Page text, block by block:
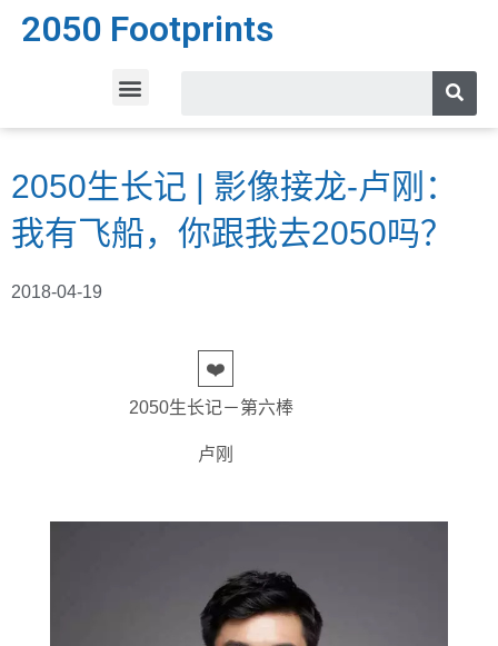
2050 Footprints
2050生长记 | 影像接龙-卢刚：
我有飞船，你跟我去2050吗？
2018-04-19
❤️
2050生长记－第六棒
卢刚